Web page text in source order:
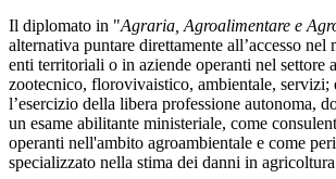
Il diplomato in "Agraria, Agroalimentare e
alternativa puntare direttamente all’accesso
enti territoriali o in aziende operanti nel settore
zootecnico, florovivaistico, ambientale, servizi;
l’esercizio della libera professione autonoma,
un esame abilitante ministeriale, come
operanti nell'ambito agroambientale e come
specializzato nella stima dei danni in